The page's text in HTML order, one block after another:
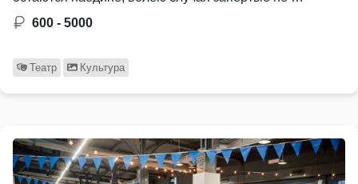
600 - 5000
Театр Культура